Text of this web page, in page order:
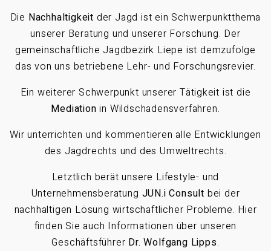
Die Nachhaltigkeit der Jagd ist ein Schwerpunktthema
unserer Beratung und unserer Forschung. Der
gemeinschaftliche Jagdbezirk Liepe ist demzufolge
das von uns betriebene Lehr- und Forschungsrevier.
Ein weiterer Schwerpunkt unserer Tätigkeit ist die
Mediation in Wildschadensverfahren.
Wir unterrichten und kommentieren alle Entwicklungen
des Jagdrechts und des Umweltrechts.
Letztlich berät unsere Lifestyle- und
Unternehmensberatung JUN.i Consult bei der
nachhaltigen Lösung wirtschaftlicher Probleme. Hier
finden Sie auch Informationen über unseren
Geschäftsführer Dr. Wolfgang Lipps.